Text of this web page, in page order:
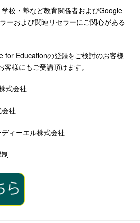
校・塾など教育関係者およびGoogle
ーおよび関連リセラーにご関心がある
for Educationの登録をご検討のお客様
様にもご受講頂けます。
式会社
社
ィーエル株式会社